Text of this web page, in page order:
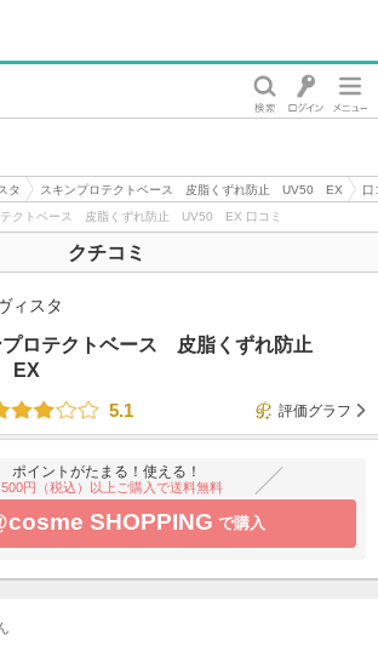
タ スキンプロテクトベース 皮脂くずれ防止 UV50 EX
口
テクトベース 皮脂くずれ防止 UV50 EX 口コミ
クチコミ
ィスタ
プロテクトベース 皮脂くずれ防止
EX
5.1
評価グラフ
ポイントがたまる！使える！
円（税込）以上ご購入で送料無料
SHOPPING で購入